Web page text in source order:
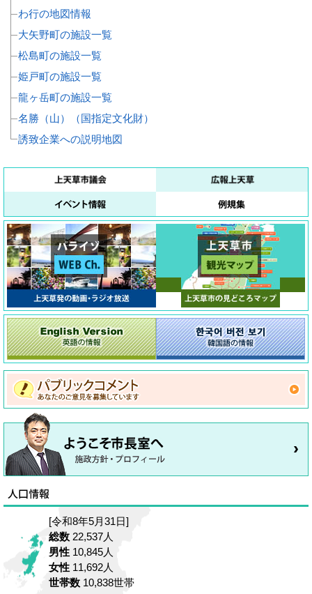
わ行の地図情報
大矢野町の施設一覧
松島町の施設一覧
姫戸町の施設一覧
龍ヶ岳町の施設一覧
名勝（山）（国指定文化財）
誘致企業への説明地図
[令和8年5月31日]
総数 22,537人
男性 10,845人
女性 11,692人
世帯数 10,838世帯